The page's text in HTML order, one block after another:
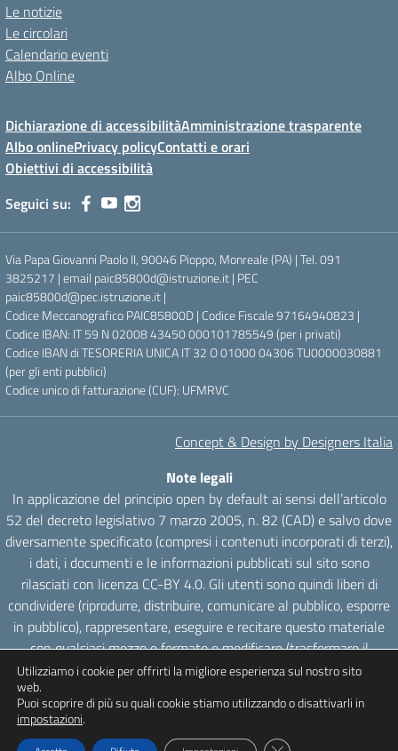
Le notizie
Le circolari
Calendario eventi
Albo Online
Dichiarazione di accessibilitàAmministrazione trasparente
Albo onlinePrivacy policyContatti e orari
Obiettivi di accessibilità
Seguici su:
Via Papa Giovanni Paolo II, 90046 Pioppo, Monreale (PA) | Tel. 091
3825217 | email paic85800d@istruzione.it | PEC
paic85800d@pec.istruzione.it |
Codice Meccanografico PAIC85800D | Codice Fiscale 97164940823 |
Codice IBAN: IT 59 N 02008 43450 000101785549 (per i privati)
Codice IBAN di TESORERIA UNICA IT 32 O 01000 04306 TU0000030881
(per gli enti pubblici)
Codice unico di fatturazione (CUF): UFMRVC
Concept & Design by Designers Italia
Note legali
In applicazione del principio open by default ai sensi dell’articolo
52 del decreto legislativo 7 marzo 2005, n. 82 (CAD) e salvo dove
diversamente specificato (compresi i contenuti incorporati di terzi),
i dati, i documenti e le informazioni pubblicati sul sito sono
rilasciati con licenza CC-BY 4.0. Gli utenti sono quindi liberi di
condividere (riprodurre, distribuire, comunicare al pubblico, esporre
in pubblico), rappresentare, eseguire e recitare questo materiale
con qualsiasi mezzo e formato e modificare (trasformare il
materiale e utilizzarlo per opere derivate) per qualsiasi fine, anche
commerciale con il solo onere di attribuzione, senza apporre
restrizioni aggiuntive.
Utilizziamo i cookie per offrirti la migliore esperienza sul nostro sito
web.
Puoi scoprire di più su quali cookie stiamo utilizzando o disattivarli in
impostazioni.